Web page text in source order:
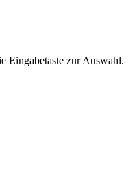
Eingabetaste zur Auswahl.